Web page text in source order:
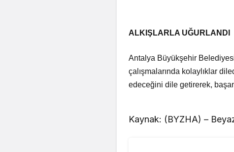
ALKIŞLARLA UĞURLANDI
Antalya Büyükşehir
çalışmalarında kolaylıklar
edeceğini dile getirerek,
Kaynak: (BYZHA) –